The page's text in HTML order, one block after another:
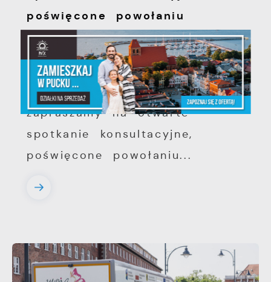
poświęcone powołaniu
związku metropolitalnego w
województwie pomorskim
Szanowni Państwo, serdecznie
zapraszamy na otwarte
spotkanie konsultacyjne,
poświęcone powołaniu...